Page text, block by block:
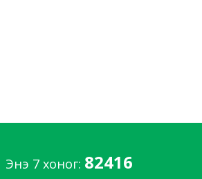
Энэ 7 хоног: 82416